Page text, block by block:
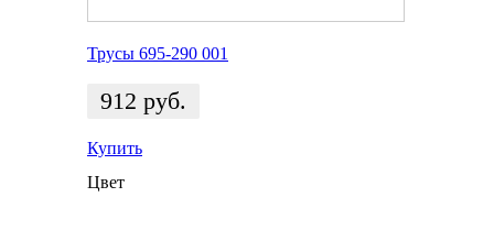
Трусы 695-290 001
912 руб.
Купить
Цвет